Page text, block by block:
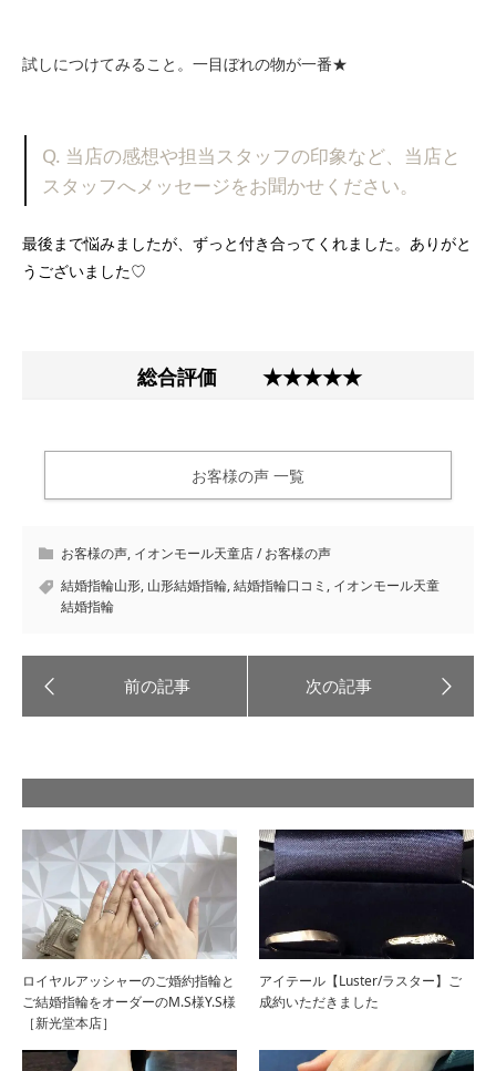
試しにつけてみること。一目ぼれの物が一番★
Q. 当店の感想や担当スタッフの印象など、当店と
スタッフへメッセージをお聞かせください。
最後まで悩みましたが、ずっと付き合ってくれました。ありがと
うございました♡
総合評価★★★★★
お客様の声 一覧
お客様の声, イオンモール天童店 / お客様の声
結婚指輪山形, 山形結婚指輪,結婚指輪口コミ , イオンモール天童
結婚指輪
ロイヤルアッシャーのご婚約指輪と
ご結婚指輪をオーダーのM.S様Y.S様
［新光堂本店］
アイテール【Luster/ラスター】ご
成約いただきました